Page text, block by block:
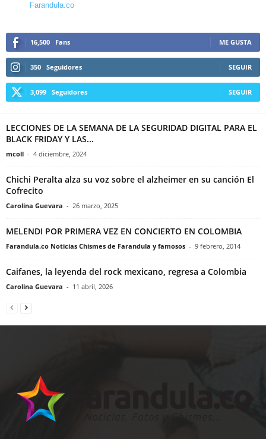
Farandula.co
16,500 Fans ME GUSTA
350 Seguidores SEGUIR
3,099 Seguidores SEGUIR
LECCIONES DE LA SEMANA DE LA SEGURIDAD DIGITAL PARA EL
BLACK FRIDAY Y LAS...
mcoll - 4 diciembre, 2024
Chichi Peralta alza su voz sobre el alzheimer en su canción El
Cofrecito
Carolina Guevara - 26 marzo, 2025
MELENDI POR PRIMERA VEZ EN CONCIERTO EN COLOMBIA
Farandula.co Noticias Chismes de Farandula y famosos - 9 febrero, 2014
Caifanes, la leyenda del rock mexicano, regresa a Colombia
Carolina Guevara - 11 abril, 2026